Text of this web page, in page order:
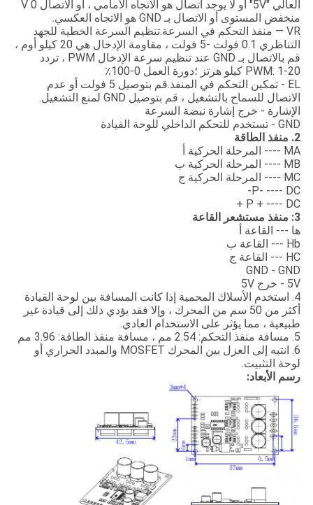
العالي "5V" أو لا يوجد اتصال هو الاتجاه الأمامي ، أو الاتصال 0 V
منخفض المستوى أو الاتصال بـ GND هو الاتجاه العكسي.
VR — منفذ التحكم في السرعة.تنظيم السرعة الخطية للجهد
التناظري 0.1 فولت -5 فولت ، مقاومة الإدخال هي 20 كيلو أوم ،
قم بالاتصال بـ GND عند تنظيم سرعة الإدخال PWM ، تردد
PWM: 1-20 كيلو هرتز ؛دورة العمل 0-100٪
EL - تمكين التحكم في المنفذ.قم بتوصيل 5 فولت أو عدم
الاتصال للسماح بالتشغيل ، قم بتوصيل GND لمنع التشغيل.
الإشارة - خرج إشارة نبضة السرعة
GND - تستخدم للتحكم الداخلي للوحة القيادة
2. منفذ الطاقة
MA ---- المرحلة الحركية أ
MB ---- المرحلة الحركية ب
MC ---- المرحلة الحركية ج
P- ---- DC-
P + ---- DC +
3: منفذ مستشعر القاعة
ها --- القاعة أ
Hb --- القاعة ب
HC --- القاعة ج
GND - GND
5V - خرج 5V
4. استخدم الأسلاك المحمية إذا كانت المسافة بين لوحة القيادة
أكثر من 50 سم من المحرك ، وإلا فقد يؤدي ذلك إلى قيادة غير
طبيعية ، مما يؤثر على الاستخدام العادي.
5. مسافة منفذ التحكم: 2.54 مم ، مسافة منفذ الطاقة: 3.96 مم
6. انتبه إلى العزل بين المحرك MOSFET والمبدد الحراري أو
لوحة التثبيت.
رسم الأبعاد: